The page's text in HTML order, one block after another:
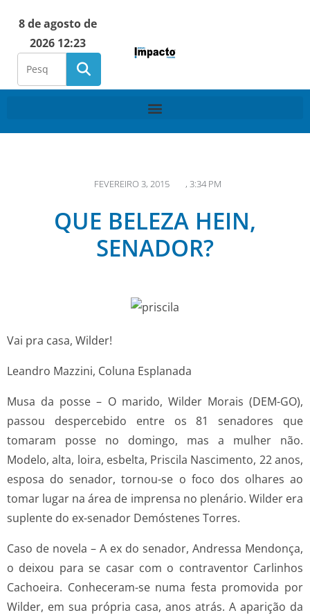
8 de agosto de
2026 12:23
FEVEREIRO 3, 2015 , 3:34 PM
QUE BELEZA HEIN,
SENADOR?
Vai pra casa, Wilder!
Leandro Mazzini, Coluna Esplanada
Musa da posse – O marido, Wilder Morais (DEM-GO),
passou despercebido entre os 81 senadores que
tomaram posse no domingo, mas a mulher não.
Modelo, alta, loira, esbelta, Priscila Nascimento, 22 anos,
esposa do senador, tornou-se o foco dos olhares ao
tomar lugar na área de imprensa no plenário. Wilder era
suplente do ex-senador Demóstenes Torres.
Caso de novela – A ex do senador, Andressa Mendonça,
o deixou para se casar com o contraventor Carlinhos
Cachoeira. Conheceram-se numa festa promovida por
Wilder, em sua própria casa, anos atrás. A aparição da